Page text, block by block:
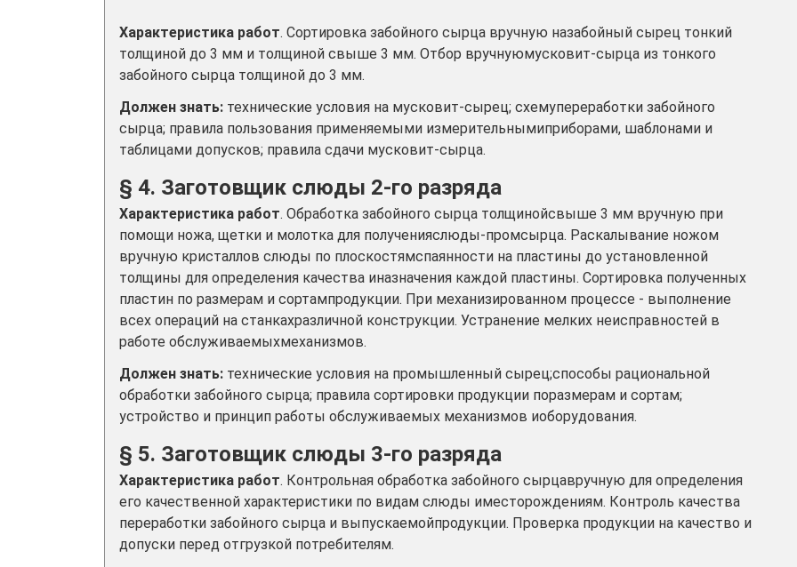
Характеристика работ. Сортировка забойного сырца вручную назабойный сырец тонкий
толщиной до 3 мм и толщиной свыше 3 мм. Отбор вручнуюмусковит-сырца из тонкого
забойного сырца толщиной до 3 мм.
Должен знать: технические условия на мусковит-сырец; схемупереработки забойного
сырца; правила пользования применяемыми измерительнымиприборами, шаблонами и
таблицами допусков; правила сдачи мусковит-сырца.
§ 4. Заготовщик слюды 2-го разряда
Характеристика работ. Обработка забойного сырца толщинойсвыше 3 мм вручную при
помощи ножа, щетки и молотка для полученияслюды-промсырца. Раскалывание ножом
вручную кристаллов слюды по плоскостямспаянности на пластины до установленной
толщины для определения качества иназначения каждой пластины. Сортировка полученных
пластин по размерам и сортампродукции. При механизированном процессе - выполнение
всех операций на станкахразличной конструкции. Устранение мелких неисправностей в
работе обслуживаемыхмеханизмов.
Должен знать: технические условия на промышленный сырец;способы рациональной
обработки забойного сырца; правила сортировки продукции поразмерам и сортам;
устройство и принцип работы обслуживаемых механизмов иоборудования.
§ 5. Заготовщик слюды 3-го разряда
Характеристика работ. Контрольная обработка забойного сырцавручную для определения
его качественной характеристики по видам слюды иместорождениям. Контроль качества
переработки забойного сырца и выпускаемойпродукции. Проверка продукции на качество и
допуски перед отгрузкой потребителям.